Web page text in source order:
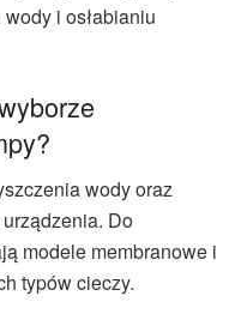
i osłabianiu
wody oraz
Do
modele membranowe i
typów cieczy.